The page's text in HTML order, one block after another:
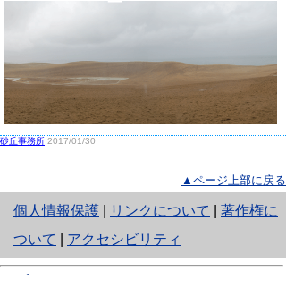
砂丘事務所 2017/01/30
▲ページ上部に戻る
個人情報保護
と
り
ネ
リンクについて
著作権に
ついて
アクセシビリティ